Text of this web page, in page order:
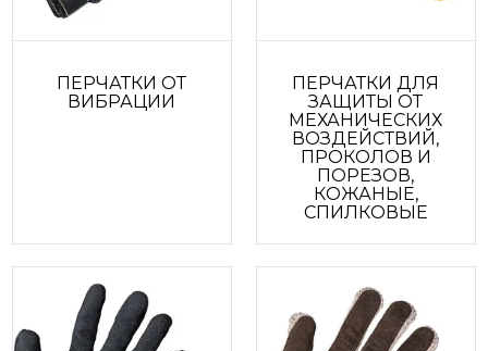
ПЕРЧАТКИ ОТ
ВИБРАЦИИ
ПЕРЧАТКИ ДЛЯ
ЗАЩИТЫ ОТ
МЕХАНИЧЕСКИХ
ВОЗДЕЙСТВИЙ,
ПРОКОЛОВ И
ПОРЕЗОВ,
КОЖАНЫЕ,
СПИЛКОВЫЕ